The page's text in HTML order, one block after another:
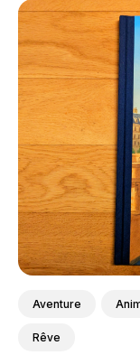
Aventure
Rêve